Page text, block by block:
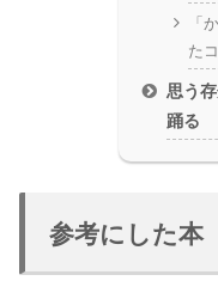
「
た
思う
踊る
参考にした本